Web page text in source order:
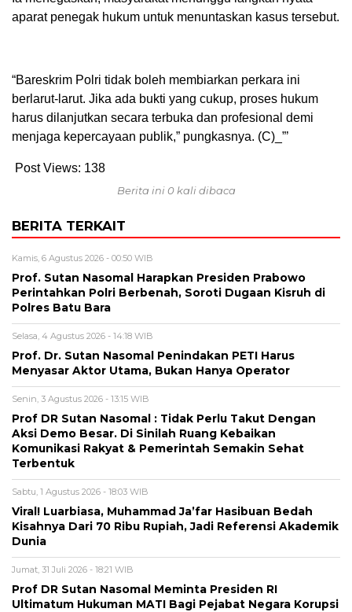
aparat penegak hukum untuk menuntaskan kasus tersebut.
“Bareskrim Polri tidak boleh membiarkan perkara ini
berlarut-larut. Jika ada bukti yang cukup, proses hukum
harus dilanjutkan secara terbuka dan profesional demi
menjaga kepercayaan publik,” pungkasnya. (C)_”’
Post Views: 138
Berita ini 0 kali dibaca
BERITA TERKAIT
Kamis, 6 Agustus 2026 - 00:50 WIB
Prof. Sutan Nasomal Harapkan Presiden Prabowo
Perintahkan Polri Berbenah, Soroti Dugaan Kisruh di
Polres Batu Bara
Selasa, 4 Agustus 2026 - 14:18 WIB
Prof. Dr. Sutan Nasomal Penindakan PETI Harus
Menyasar Aktor Utama, Bukan Hanya Operator
Senin, 3 Agustus 2026 - 13:15 WIB
Prof DR Sutan Nasomal : Tidak Perlu Takut Dengan
Aksi Demo Besar. Di Sinilah Ruang Kebaikan
Komunikasi Rakyat & Pemerintah Semakin Sehat
Terbentuk
Sabtu, 1 Agustus 2026 - 18:03 WIB
Viral! Luarbiasa, Muhammad Ja’far Hasibuan Bedah
Kisahnya Dari 70 Ribu Rupiah, Jadi Referensi Akademik
Dunia
Jumat, 31 Juli 2026 - 18:21 WIB
Prof DR Sutan Nasomal Meminta Presiden RI
Ultimatum Hukuman MATI Bagi Pejabat Negara Korupsi